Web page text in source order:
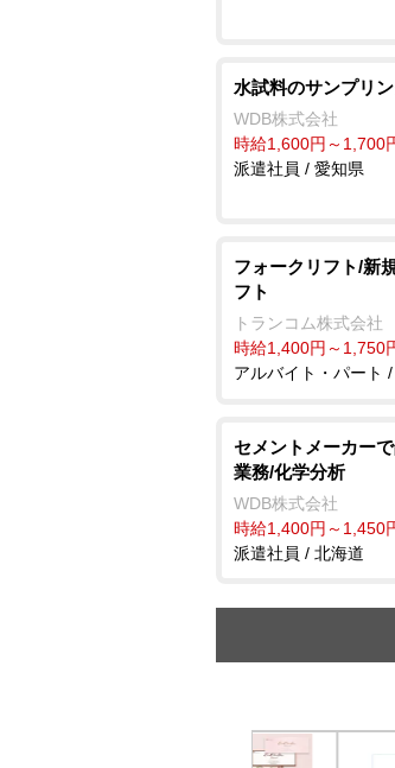
水試料のサンプリ
WDB株式会社
時給1,600円～1,700
派遣社員 / 愛知県
フォークリフト/新
フト
トランコム株式会社
時給1,400円～1,750
アルバイト・パート
セメントメーカー
業務/化学分析
WDB株式会社
時給1,400円～1,450
派遣社員 / 北海道